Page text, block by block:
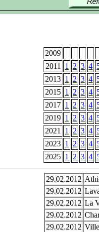
2009
2011
1 2 3 4
2013 1 2 3 4
2015 1 2 3 4
2017 1 2 3 4
2019 1 2 3 4
2021
1 2 3 4
2023 1 2 3 4
2025 1 2 3 4
29.02.2012
29.02.2012
29.02.2012 La
29.02.2012
29.02.2012